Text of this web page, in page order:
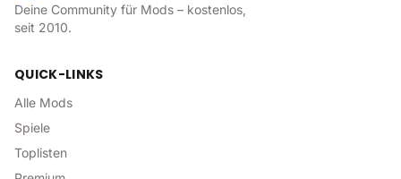
Deine Community für Mods – kostenlos,
seit 2010.
QUICK-LINKS
Alle Mods
Spiele
Toplisten